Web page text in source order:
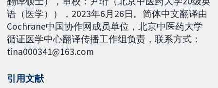
语（医学）），2023年6月26日。简体中文翻译由
Cochrane中国协作网成员单位，北京中医药大学
循证医学中心翻译传播工作组负责，联系方式：
tina000341@163.com
引用文献